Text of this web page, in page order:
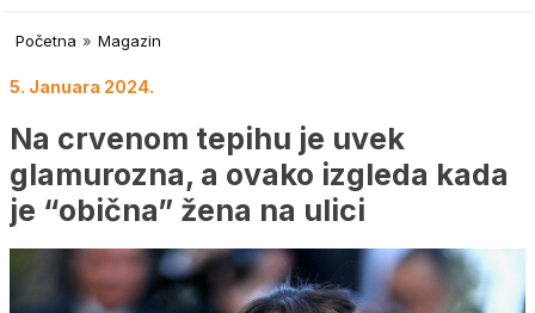
Početna » Magazin
5. Januara 2024.
Na crvenom tepihu je uvek
glamurozna, a ovako izgleda kada
je “obična” žena na ulici